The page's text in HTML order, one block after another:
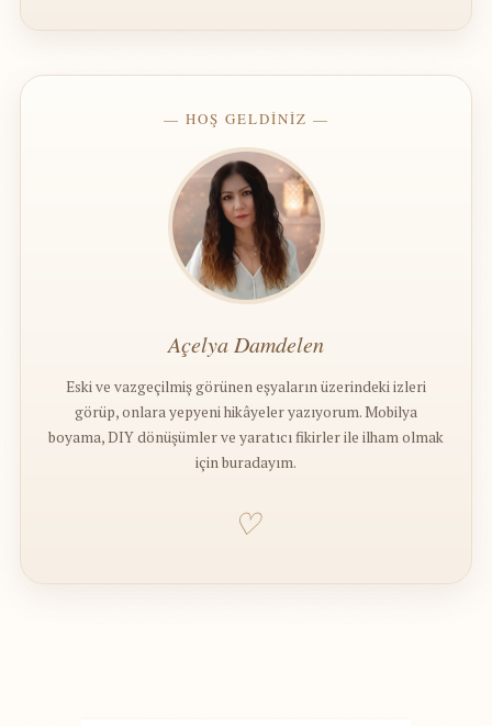
— HOŞ GELDİNİZ —
Açelya Damdelen
Eski ve vazgeçilmiş görünen eşyaların üzerindeki izleri
görüp, onlara yepyeni hikâyeler yazıyorum. Mobilya
boyama, DIY dönüşümler ve yaratıcı fikirler ile ilham olmak
için buradayım.
♡